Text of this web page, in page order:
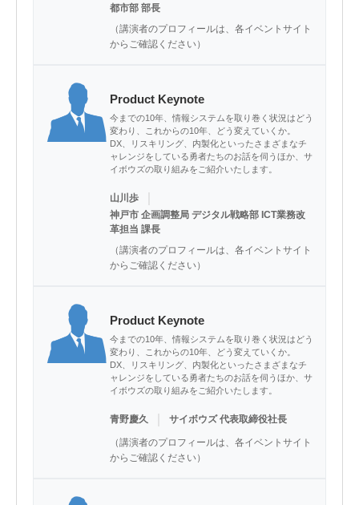
都市部 部長
（講演者のプロフィールは、各イベントサイト
からご確認ください）
Product Keynote
今までの10年、情報システムを取り巻く状況はどう
変わり、これからの10年、どう変えていくか。
DX、リスキリング、内製化といったさまざまなチ
ャレンジをしている勇者たちのお話を伺うほか、サ
イボウズの取り組みをご紹介いたします。
山川歩
神戸市 企画調整局 デジタル戦略部 ICT業務改
革担当 課長
（講演者のプロフィールは、各イベントサイト
からご確認ください）
Product Keynote
今までの10年、情報システムを取り巻く状況はどう
変わり、これからの10年、どう変えていくか。
DX、リスキリング、内製化といったさまざまなチ
ャレンジをしている勇者たちのお話を伺うほか、サ
イボウズの取り組みをご紹介いたします。
青野慶久 サイボウズ 代表取締役社長
（講演者のプロフィールは、各イベントサイト
からご確認ください）